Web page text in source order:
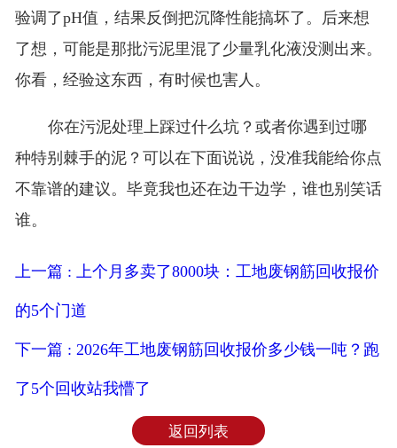
验调了pH值，结果反倒把沉降性能搞坏了。后来想
了想，可能是那批污泥里混了少量乳化液没测出来。
你看，经验这东西，有时候也害人。
你在污泥处理上踩过什么坑？或者你遇到过哪
种特别棘手的泥？可以在下面说说，没准我能给你点
不靠谱的建议。毕竟我也还在边干边学，谁也别笑话
谁。
上一篇 : 上个月多卖了8000块：工地废钢筋回收报价
的5个门道
下一篇 : 2026年工地废钢筋回收报价多少钱一吨？跑
了5个回收站我懵了
返回列表